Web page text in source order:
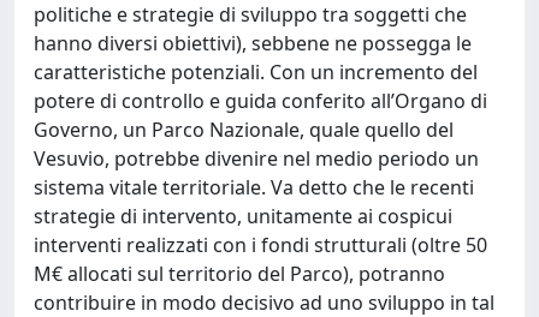
politiche e strategie di sviluppo tra soggetti che
hanno diversi obiettivi), sebbene ne possegga le
caratteristiche potenziali. Con un incremento del
potere di controllo e guida conferito all’Organo di
Governo, un Parco Nazionale, quale quello del
Vesuvio, potrebbe divenire nel medio periodo un
sistema vitale territoriale. Va detto che le recenti
strategie di intervento, unitamente ai cospicui
interventi realizzati con i fondi strutturali (oltre 50
M€ allocati sul territorio del Parco), potranno
contribuire in modo decisivo ad uno sviluppo in tal